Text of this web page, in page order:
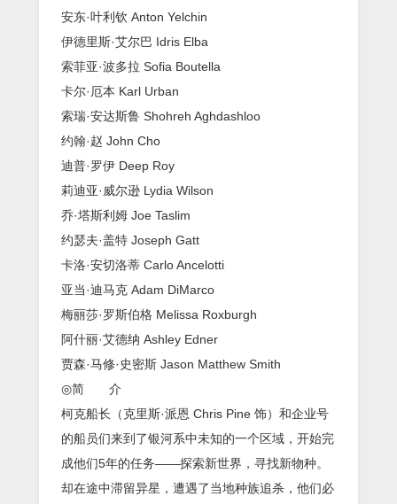
安东·叶利钦 Anton Yelchin
伊德里斯·艾尔巴 Idris Elba
索菲亚·波多拉 Sofia Boutella
卡尔·厄本 Karl Urban
索瑞·安达斯鲁 Shohreh Aghdashloo
约翰·赵 John Cho
迪普·罗伊 Deep Roy
莉迪亚·威尔逊 Lydia Wilson
乔·塔斯利姆 Joe Taslim
约瑟夫·盖特 Joseph Gatt
卡洛·安切洛蒂 Carlo Ancelotti
亚当·迪马克 Adam DiMarco
梅丽莎·罗斯伯格 Melissa Roxburgh
阿什丽·艾德纳 Ashley Edner
贾森·马修·史密斯 Jason Matthew Smith
◎简 介
柯克船长（克里斯·派恩 Chris Pine 饰）和企业号
的船员们来到了银河系中未知的一个区域，开始完
成他们5年的任务——探索新世界，寻找新物种。
却在途中滞留异星，遭遇了当地种族追杀，他们必